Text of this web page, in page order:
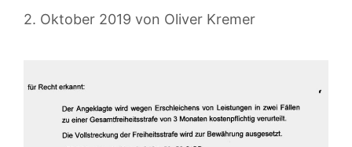
2. Oktober 2019 von Oliver Kremer